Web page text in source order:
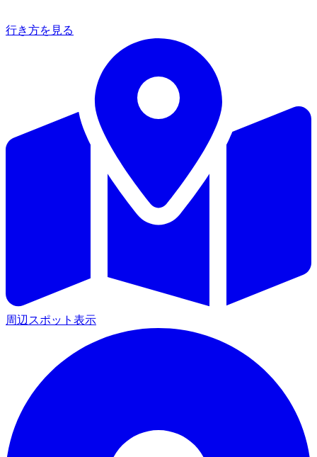
行き方を見る
周辺スポット表示